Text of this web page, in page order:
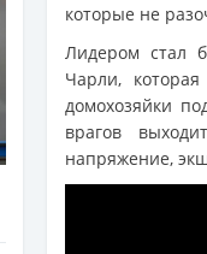
которые не
Лидером стал
Чарли,
домохозяйки
врагов
напряжение,